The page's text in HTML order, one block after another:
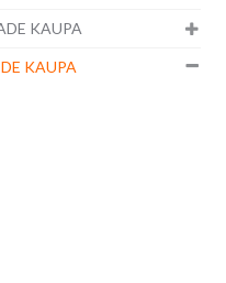
KAUPA
KAUPA